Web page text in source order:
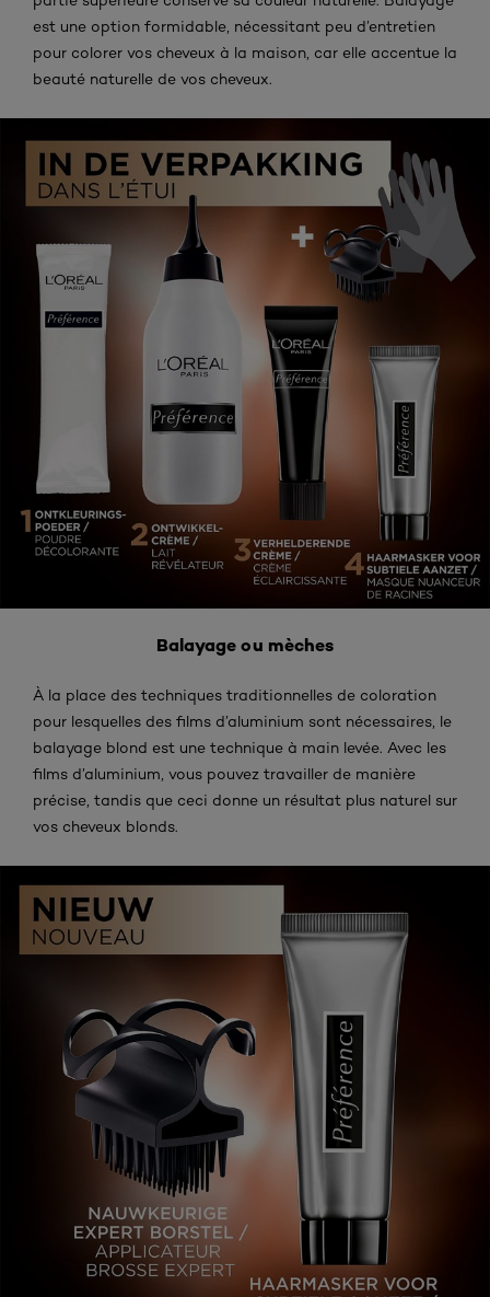
est une option formidable, nécessitant peu d’entretien
pour colorer vos cheveux à la maison, car elle accentue la
beauté naturelle de vos cheveux.
Balayage ou mèches
À la place des techniques traditionnelles de coloration
pour lesquelles des films d’aluminium sont nécessaires, le
balayage blond est une technique à main levée. Avec les
films d’aluminium, vous pouvez travailler de manière
précise, tandis que ceci donne un résultat plus naturel sur
vos cheveux blonds.